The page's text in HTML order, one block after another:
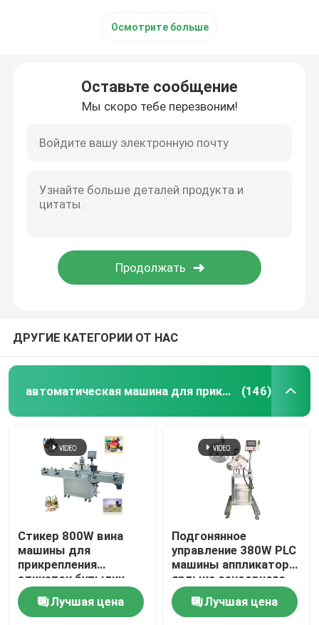
Осмотрите больше
Оставьте сообщение
Мы скоро тебе перезвоним!
ДРУГИЕ КАТЕГОРИИ ОТ НАС
автоматическая машина для прикрепления этикеток (146)
Стикер 800W вина
машины для
прикрепления
этикеток бутылки
таблетки
столешницы
WEINVIEW
Лучшая цена
Подгонянное
управление 380W PLC
машины аппликатора
ярлыка сенсорного
экрана онлайн
плоскоеЛучшая цена